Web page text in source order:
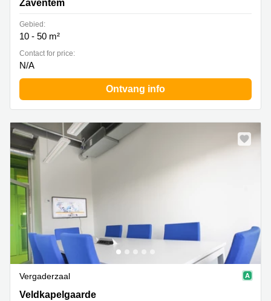
Zaventem
Gebied:
10 - 50 m²
Contact for price:
N/A
Ontvang info
Vergaderzaal
Veldkapelgaarde 30, Sint-Lambrechts-Woluwe
Veldkapelgaarde